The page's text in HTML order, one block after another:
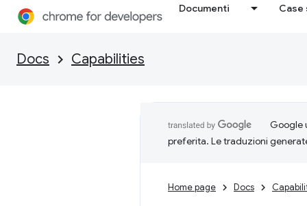
Documenti Case
Docs Capabilities
Google
preferita. Le traduzioni
Home page Docs